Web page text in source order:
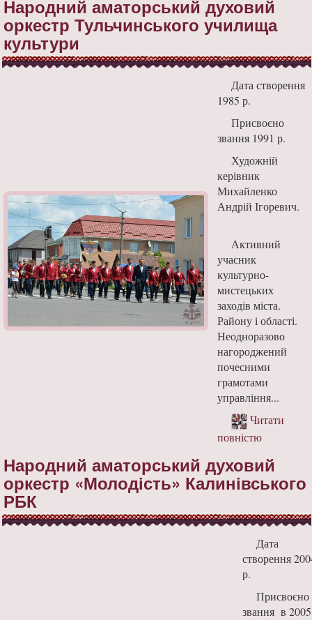
Народний аматорський духовий
оркестр Тульчинського училища
культури
Дата створення
1985 р.
Присвоєно
звання 1991 р.
Художній
керівник
Михайленко
Андрій Ігоревич.
Активний
учасник
культурно-
мистецьких
заходів міста.
Району і області.
Неодноразово
нагороджений
почесними
грамотами
управління...
Читати
повністю
Народний аматорський духовий
оркестр «Молодість» Калинівського
РБК
Дата
створення
р.
Присвоєно
звання в